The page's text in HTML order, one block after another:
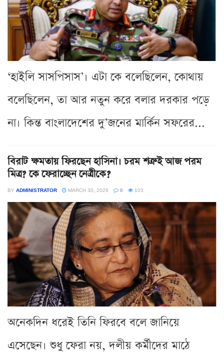
‘হাইলি সাসপিসাস’। এটা কে বলেছিলেন, কোথায়
বলেছিলেন, তা আর নতুন করে বলার দরকার পড়ে
না। কিন্ত বাংলাদেশের দু’জনের মার্কিন সফরের...
বিরাট ক্ষমতায় ফিরছেন হাসিনা। চরম শত্রুই আজ পরম
মিত্র? কে ফেরাচ্ছেন নেত্রীকে?
BY ADMINISTRATOR MARCH 30, 2026 0 103
অনেকদিন ধরেই তিনি ফিরবে বলে জানিয়ে
এসেছেন। শুধু ফেরা নয়, দলীয় কর্মীদের মাঠে